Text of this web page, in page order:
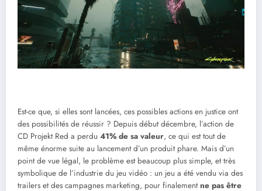
Est-ce que, si elles sont lancées, ces possibles actions en justice ont
des possibilités de réussir ? Depuis début décembre, l’action de
CD Projekt Red a perdu 41% de sa valeur, ce qui est tout de
même énorme suite au lancement d’un produit phare. Mais d’un
point de vue légal, le problème est beaucoup plus simple, et très
symbolique de l’industrie du jeu vidéo : un jeu a été vendu via des
trailers et des campagnes marketing, pour finalementne pas être